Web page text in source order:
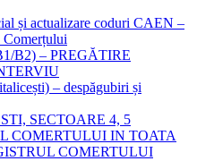
și actualizare coduri CAEN –
Comerțului
B2) – PREGĂTIRE
– despăgubiri și
SECTOARE 4, 5
COMERTULUI IN TOATA
COMERTULUI